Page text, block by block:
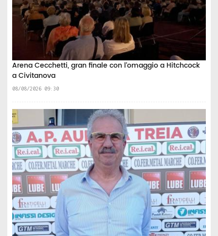
Arena Cecchetti, gran finale con l’omaggio a Hitchcock
a Civitanova
08/08/2026 09:30